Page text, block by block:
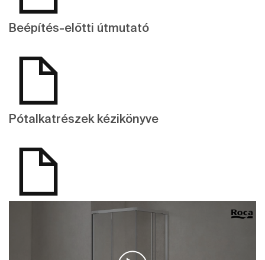
Beépítés-előtti útmutató
Pótalkatrészek kézikönyve